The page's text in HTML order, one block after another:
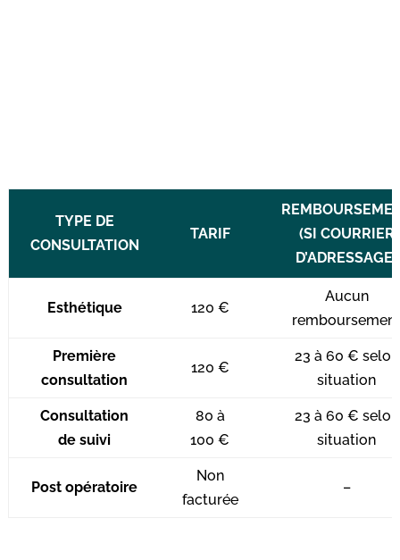
TYPE DE
CONSULTATION
TARIF
(SI COURRIER
D’ADRESSAGE)
Esthétique 120 €
Aucun
Première
consultation
120 €
23 à 60 € selon
situation
Consultation
de suivi
80 à
100 €
23 à 60 € selon
situation
Post opératoire
Non
facturée
–